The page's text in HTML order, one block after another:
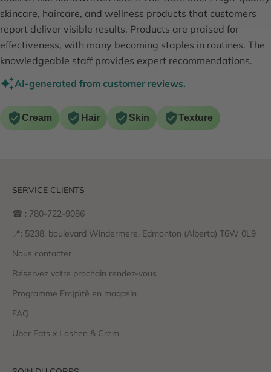
skincare, haircare, and wellness products that customers
report deliver visible results. Products are praised for
effectiveness, with many becoming staples in routines. The
knowledgeable staff provides expert recommendations.
AI-generated from customer reviews.
Cream Hair Skin Texture
SERVICE CLIENTS
☎ : 780-722-9086
📍: 5238, boulevard Windermere, Edmonton (Alberta) T6W 0L9
Nous contacter
Réservez votre prochain rendez-vous
Programme Em(p)tē en magasin
FAQ
Uber Eats x Loshen & Crem